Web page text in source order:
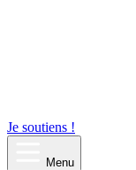
Je soutiens !
Menu